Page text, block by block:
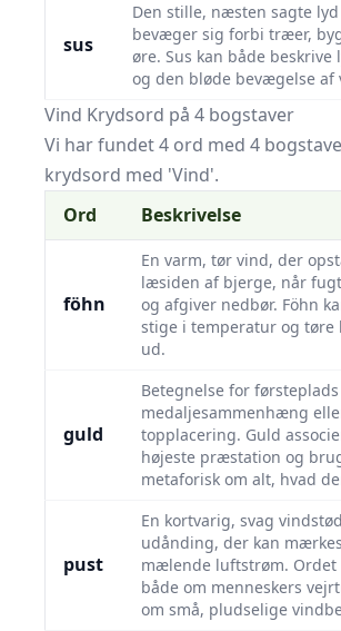
sus
Den stille, næsten sagte
bevæger sig forbi træer,
øre. Sus kan både beskrive
og den bløde bevægelse af
Vind Krydsord på 4 bogstaver
Vi har fundet 4 ord med 4
krydsord med 'Vind'.
Ord
Beskrivelse
föhn
En varm, tør vind, der
læsiden af bjerge, når
og afgiver nedbør. Föhn
stige i temperatur og tøre
ud.
guld
Betegnelse for
medaljesammenhæng
topplacering. Guld
højeste præstation og
metaforisk om alt, hvad
pust
En kortvarig, svag
udånding, der kan
mælende luftstrøm. Ordet
både om menneskers
om små, pludselige